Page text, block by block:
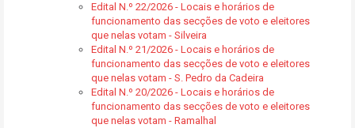
Edital N.º 22/2026 - Locais e horários de
funcionamento das secções de voto e eleitores
que nelas votam - Silveira
Edital N.º 21/2026 - Locais e horários de
funcionamento das secções de voto e eleitores
que nelas votam - S. Pedro da Cadeira
Edital N.º 20/2026 - Locais e horários de
funcionamento das secções de voto e eleitores
que nelas votam - Ramalhal